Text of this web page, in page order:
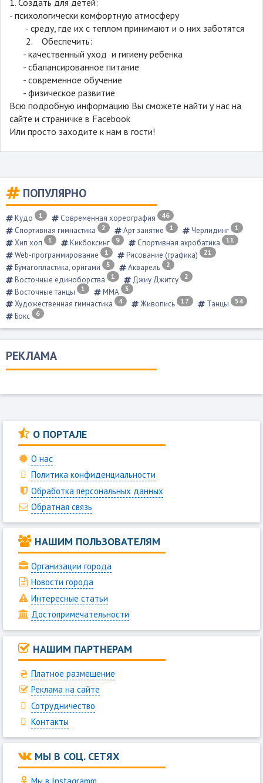
ПОПУЛЯРНО
Кудо 1 Современная хореография 46
Спортивная гимнастика 2 Арт занятие 1 Черлидинг 1
Хип хоп 1 Кикбоксинг 9 Спортивная акробатика 11
Web-программирование 1 Рисование (графика) 21
Бумагопластика, оригами 5 Акварель 2
Восточные единоборства 1 Джиу Джитсу 2
Восточные танцы 1 ММА 5
Художественная гимнастика 4 Живопись 17 Танцы 54
Бокс 6
РЕКЛАМА
- психологически комфортную атмосферу
- среду, где их с теплом принимают и о них заботятся
2. Обеспечить:
- качественный уход и гигиену ребенка
- сбалансированное питание
- современное обучение
- физическое развитие
Всю подробную информацию Вы сможете найти у нас на
сайте и страничке в Facebook
Или просто заходите к нам в гости!
О ПОРТАЛЕ
О нас
Политика конфиденциальности
Обработка персональных данных
Обратная связь
НАШИМ ПОЛЬЗОВАТЕЛЯМ
Организации города
Новости города
Интересные статьи
Достопримечательности
НАШИМ ПАРТНЕРАМ
Платное размещение
Реклама на сайте
Сотрудничество
Контакты
МЫ В СОЦ. СЕТЯХ
Мы в Instagramm